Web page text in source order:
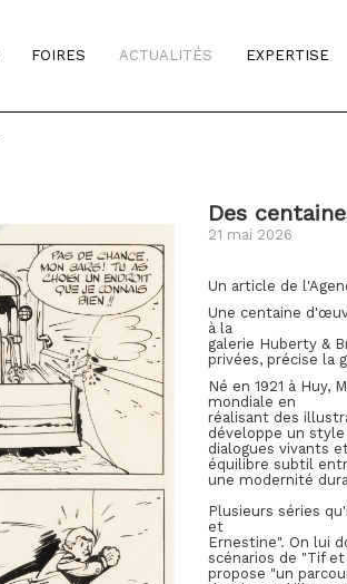
FOIRES ACTUALITÉS EXPERTISE
Des
21 mai 2026
Un article de
Une centaine
à la
galerie Huberty &
privées, précise la
Né en 1921 à
mondiale en
réalisant des
développe un
dialogues vivants
équilibre subtil
une modernité
Plusieurs séries
et
Ernestine". On lui
scénarios de "Tif
propose "un